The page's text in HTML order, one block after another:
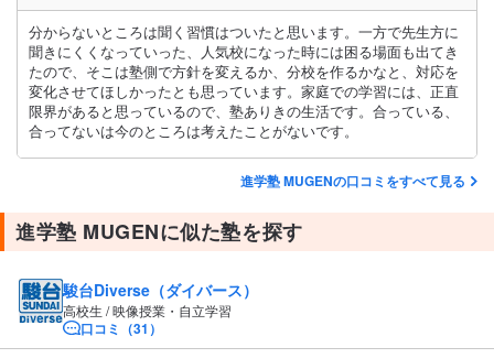
分からないところは聞く習慣はついたと思います。一方で先生方に
聞きにくくなっていった、人気校になった時には困る場面も出てき
たので、そこは塾側で方針を変えるか、分校を作るかなと、対応を
変化させてほしかったとも思っています。家庭での学習には、正直
限界があると思っているので、塾ありきの生活です。合っている、
合ってないは今のところは考えたことがないです。
進学塾 MUGENの口コミをすべて見る
進学塾 MUGENに似た塾を探す
駿台Diverse（ダイバース）
高校生 / 映像授業・自立学習
口コミ（31）